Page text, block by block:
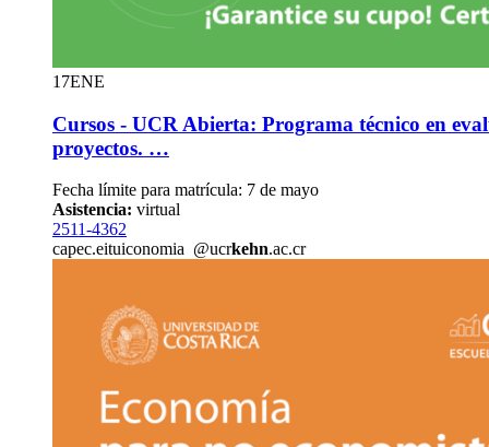
17ENE
Cursos - UCR Abierta: Programa técnico en
proyectos. …
Fecha límite para matrícula: 7 de mayo
Asistencia: virtual
2511-4362
capec.eituiconomia @ucrkehn.ac.cr